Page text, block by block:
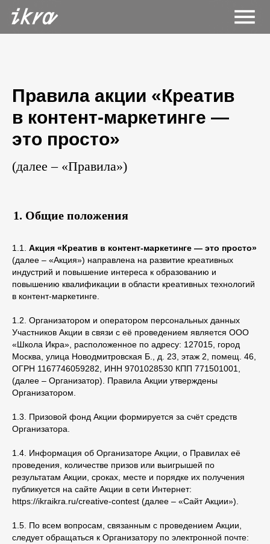
Правила акции «Креатив
в контент-маркетинге —
это просто»
(далее – «Правила»)
Общие положения
1.1. Акция «Креатив в контент-маркетинге — это просто»
(далее – «Акция») направлена на развитие креативных
индустрий и повышение интереса к образованию и
повышению квалификации в области креативных технологий
в контент-маркетинге.
1.2. Организатором и оператором персональных данных
Участников Акции в связи с её проведением является ООО
«Школа Икра», расположенное по адресу: 127015, город
Москва, улица Новодмитровская Б., д. 23, этаж 2, помещ. 46,
ОГРН 1167746059282, ИНН 9701028530 КПП 771501001,
(далее – Организатор). Правила Акции утверждены
Организатором.
1.3. Призовой фонд Акции формируется за счёт средств
Организатора.
1.4. Информация об Организаторе Акции, о Правилах её
проведения, количестве призов или выигрышей по
результатам Акции, сроках, месте и порядке их получения
публикуется на сайте Акции в сети Интернет:
https://ikraikra.ru/creative-contest (далее – «Сайт Акции»).
1.5. По всем вопросам, связанным с проведением Акции,
следует обращаться к Организатору по электронной почте: